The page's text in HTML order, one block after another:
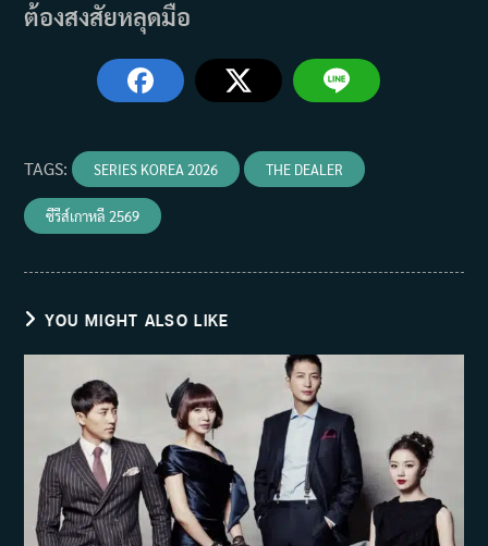
ต้องสงสัยหลุดมือ
TAGS: SERIES KOREA 2026 THE DEALER
ซีรีส์เกาหลี 2569
YOU MIGHT ALSO LIKE